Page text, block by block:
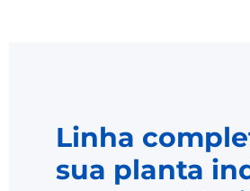
Linha
sua planta